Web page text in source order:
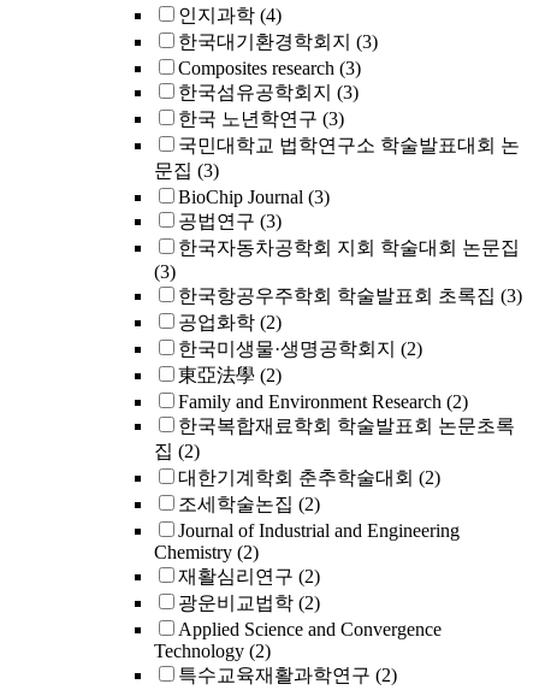
인지과학 (4)
한국대기환경학회지 (3)
Composites research (3)
한국섬유공학회지 (3)
한국 노년학연구 (3)
국민대학교 법학연구소 학술발표대회 논
문집 (3)
BioChip Journal (3)
공법연구 (3)
한국자동차공학회 지회 학술대회 논문집
(3)
한국항공우주학회 학술발표회 초록집 (3)
공업화학 (2)
한국미생물·생명공학회지 (2)
東亞法學 (2)
Family and Environment Research (2)
한국복합재료학회 학술발표회 논문초록
집 (2)
대한기계학회 춘추학술대회 (2)
조세학술논집 (2)
Journal of Industrial and Engineering
Chemistry (2)
재활심리연구 (2)
광운비교법학 (2)
Applied Science and Convergence
Technology (2)
특수교육재활과학연구 (2)